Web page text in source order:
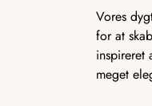
Vores
for at
inspireret
meget